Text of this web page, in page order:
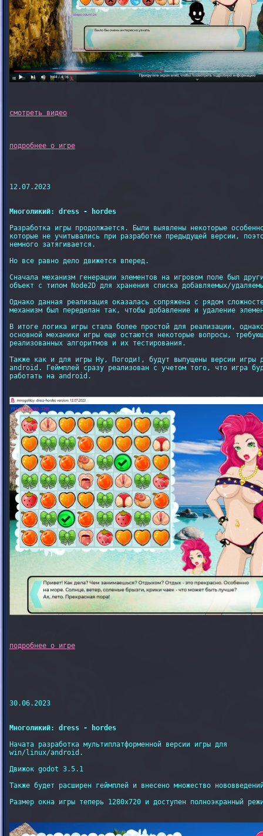
12.07.2023
Многоликий: dress - hordes
Разработка игры продолжается. Были выявлены некоторые
которые не учитывались при разработке предыдущей версии,
немного затягивается.
Но все равно дело движется вперед.
Сначала механизм генерации элементов на игровом поле был
объект с типом Node2D для хранения списка добавляемых/
Однако данная реализация оказалась сопряжена с рядом
механизм был переделан так, чтобы добавление и удаление
В итоге логика игры стала более простой для реализации,
основной механики игры еще остаются некоторые вопросы,
реализованных алгоритмов и их тестирования.
Также как и для игры Ну, Погоди!, будут выпущены версии
android. Геймплей сразу реализован с учетом того, что игра
работать на android.
30.06.2023
Многоликий: dress - hordes
Начата разработка мультиплатформенной версии игры для
win/linux/android.
Движок godot 3.5.1
Также будет расширен геймплей и внесено множество
Размер окна игры теперь 1280х720 и доступен полноэкранный